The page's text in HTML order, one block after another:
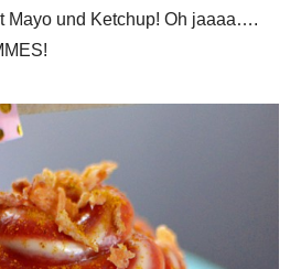
Mayo und Ketchup! Oh jaaaa….